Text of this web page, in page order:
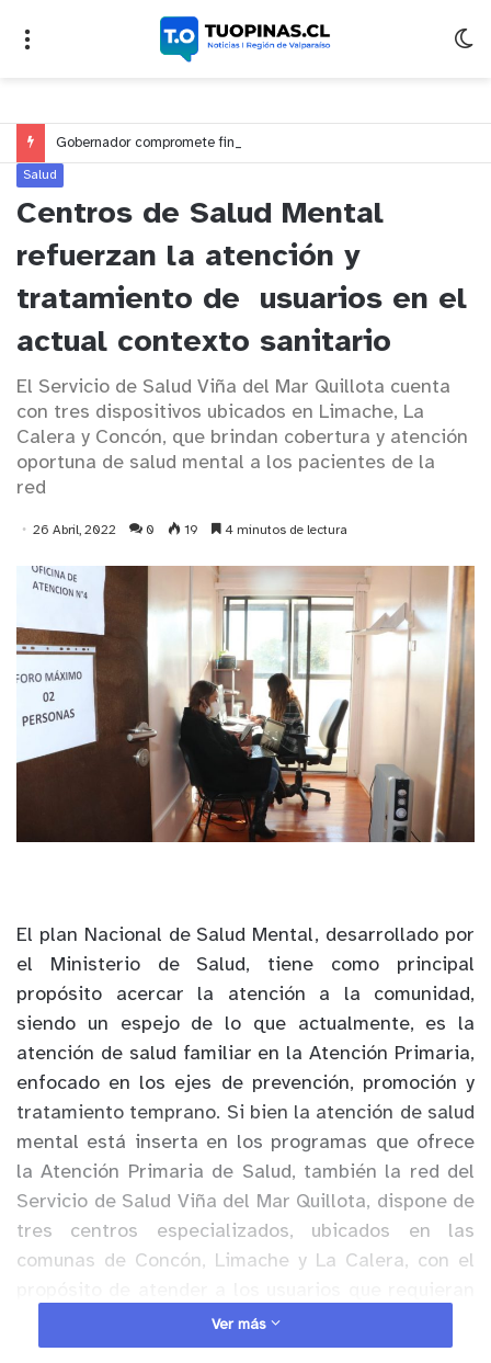
Salud
Centros de Salud Mental
refuerzan la atención y
tratamiento de usuarios en el
actual contexto sanitario
El Servicio de Salud Viña del Mar Quillota cuenta
con tres dispositivos ubicados en Limache, La
Calera y Concón, que brindan cobertura y atención
oportuna de salud mental a los pacientes de la
red
26 Abril, 2022 0 19 4 minutos de lectura
El plan Nacional de Salud Mental, desarrollado por
el Ministerio de Salud, tiene como principal
propósito acercar la atención a la comunidad,
siendo un espejo de lo que actualmente, es la
atención de salud familiar en la Atención Primaria,
enfocado en los ejes de prevención, promoción y
tratamiento temprano. Si bien la atención de salud
mental está inserta en los programas que ofrece
la Atención Primaria de Salud, también la red del
Servicio de Salud Viña del Mar Quillota, dispone de
tres centros especializados, ubicados en las
comunas de Concón, Limache y La Calera, con el
un tratamiento continuo ambulatorio, siguiendo
este principio de cercanía con el usuario y en que
Ver más